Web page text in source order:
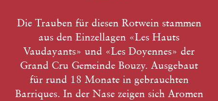
Die Trauben für diesen Rotwein stammen
aus den Einzellagen «Les Hauts
Vaudayants» und «Les Doyennes» der
Grand Cru Gemeinde Bouzy. Ausgebaut
für rund 18 Monate in gebrauchten
Barriques. In der Nase zeigen sich Aromen